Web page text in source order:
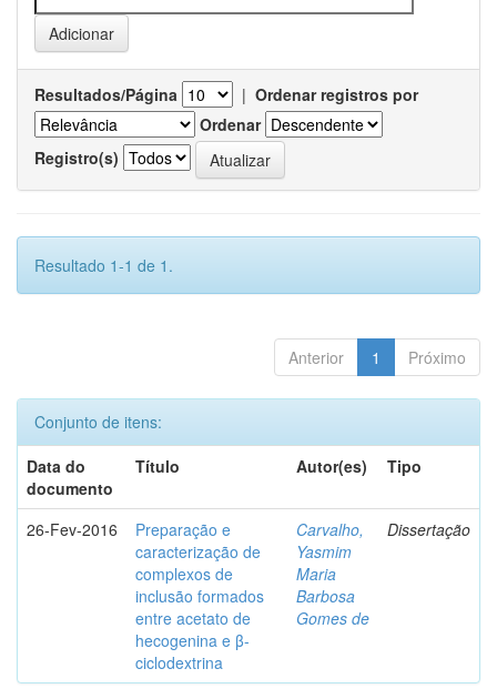
Resultados/Página | Ordenar registros por
Ordenar
Registro(s)
Resultado 1-1 de 1.
Anterior 1 Próximo
Conjunto de itens:
Data do
documento
Título Autor(es) Tipo
26-Fev-2016
Preparação e
caracterização de
complexos de
inclusão formados
entre acetato de
hecogenina e β-
ciclodextrina
Carvalho,
Yasmim
Maria
Barbosa
Gomes de
Dissertação